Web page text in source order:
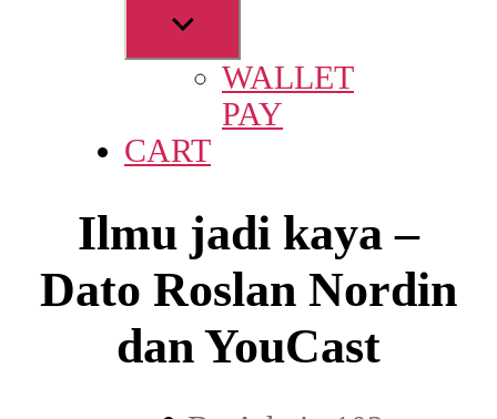
Show
sub
menuWALLET
PAY
CART
Ilmu jadi kaya –
Dato Roslan Nordin
dan YouCast